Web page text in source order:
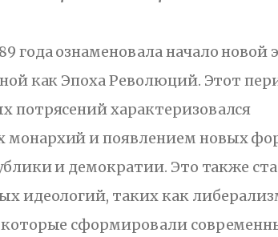
года ознаменовала начало новой
как Эпоха Революций. Этот
потрясений характеризовался
монархий и появлением новых
и демократии. Это также
идеологий, таких как
сформировали